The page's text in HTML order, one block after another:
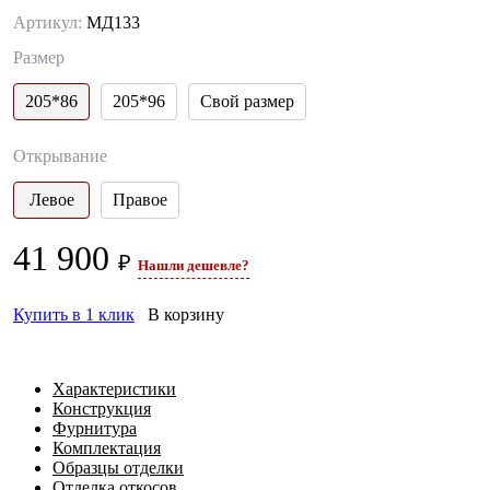
Артикул: МД133
Размер
205*86 205*96 Свой размер
Открывание
Левое Правое
41 900 ₽ Нашли дешевле?
Купить в 1 клик В корзину
Характеристики
Конструкция
Фурнитура
Комплектация
Образцы отделки